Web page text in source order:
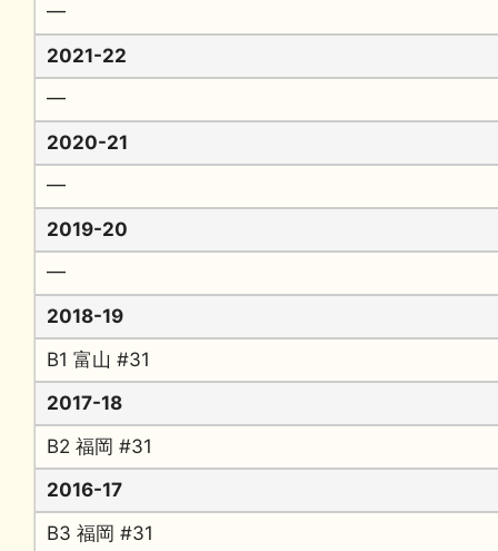
━
2021-22
━
2020-21
━
2019-20
━
2018-19
B1 富山 #31
2017-18
B2 福岡 #31
2016-17
B3 福岡 #31